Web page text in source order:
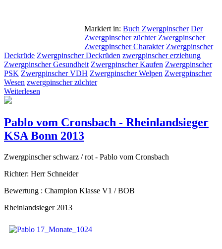
Markiert in: Buch Zwergpinscher Der
Zwergpinscher züchter Zwergpinscher
Zwergpinscher Charakter Zwergpinscher
Deckrüde Zwergpinscher Deckrüden zwergpinscher erziehung
Zwergpinscher Gesundheit Zwergpinscher Kaufen Zwergpinscher
PSK Zwergpinscher VDH Zwergpinscher Welpen Zwergpinscher
Wesen zwergpinscher züchter
Weiterlesen
Pablo vom Cronsbach - Rheinlandsieger
KSA Bonn 2013
Zwergpinscher schwarz / rot - Pablo vom Cronsbach
Richter: Herr Schneider
Bewertung : Champion Klasse V1 / BOB
Rheinlandsieger 2013